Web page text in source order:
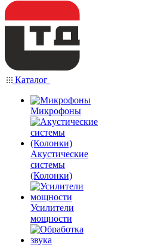
Каталог
Микрофоны
Акустические
системы
(Колонки)
Усилители
мощности